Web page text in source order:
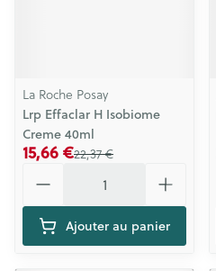
La Roche Posay
Lrp Effaclar H Isobiome
Creme 40ml
22,37 €
15,66 €
Ajouter au panier